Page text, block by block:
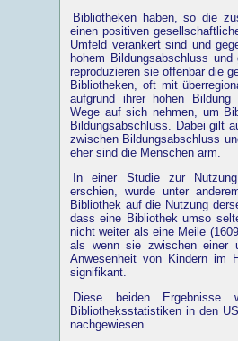
Bibliotheken haben, so die
einen positiven
Umfeld verankert sind und
hohem Bildungsabschluss
reproduzieren sie offenbar die
Bibliotheken, oft mit
aufgrund ihrer hohen Bildung
Wege auf sich nehmen, um
Bildungsabschluss. Dabei gilt
zwischen Bildungsabschluss
eher sind die Menschen arm.
In einer Studie zur Nutzung
erschien, wurde unter
Bibliothek auf die Nutzung
dass eine Bibliothek umso
nicht weiter als eine Meile
als wenn sie zwischen einer
Anwesenheit von Kindern im
signifikant.
Diese beiden Ergebnisse
Bibliotheksstatistiken in den
nachgewiesen.